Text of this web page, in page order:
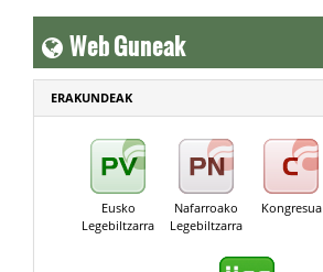
Web Guneak
ERAKUNDEAK
Eusko
Legebiltzarra
Nafarroako
Legebiltzarra
Kongresua